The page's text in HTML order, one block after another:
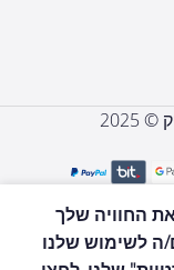
החוויה שלך
ה לשימוש שלנו
הוספה